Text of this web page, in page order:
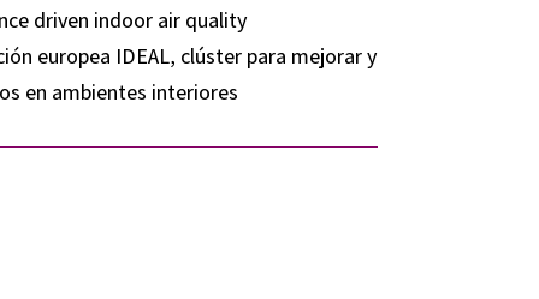
driven indoor air quality
europea IDEAL, clúster para mejorar y
en ambientes interiores